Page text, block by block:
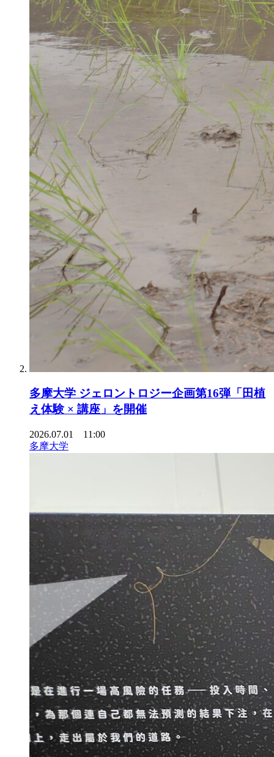
多摩大学 ジェロントロジー企画第16弾「田植
え体験 × 講座」を開催
2026.07.01 11:00
多摩大学